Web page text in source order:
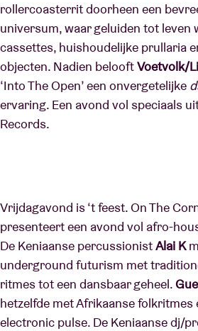
rollercoasterrit doorheen een
universum, waar geluiden tot leven
cassettes, huishoudelijke prullaria
objecten. Nadien belooftVoetvolk/
‘Into The Open’ een onvergetelijke
ervaring. Een avond vol speciaals
Records.
Vrijdagavond is ‘t feest. On The
presenteert een avond vol afro-
De Keniaanse percussionistAlai K
underground futurism met
ritmes tot een dansbaar geheel.
hetzelfde met Afrikaanse folkritmes
electronic pulse. De Keniaanse dj/